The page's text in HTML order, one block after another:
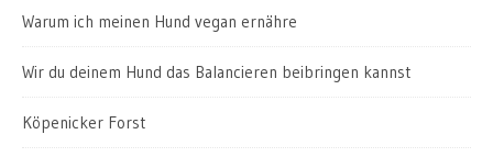
Warum ich meinen Hund vegan ernähre
Wir du deinem Hund das Balancieren beibringen kannst
Köpenicker Forst